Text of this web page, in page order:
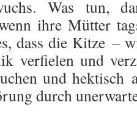
Was tun,
ihre Mütter
dass die Kitze –
verfielen und
und hektisch
durch